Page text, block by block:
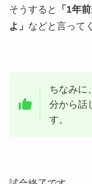
そうすると
「1年
よ」 などと言って
ちなみに
分から話
す。